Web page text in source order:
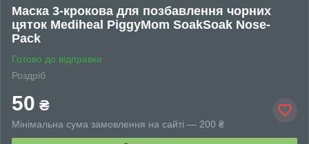
Маска 3-крокова для позбавлення чорних
цяток Mediheal PiggyMom SoakSoak Nose-
Pack
Готово до відправки
Роздріб
50 ₴
Мінімальна сума замовлення на сайті — 200 ₴